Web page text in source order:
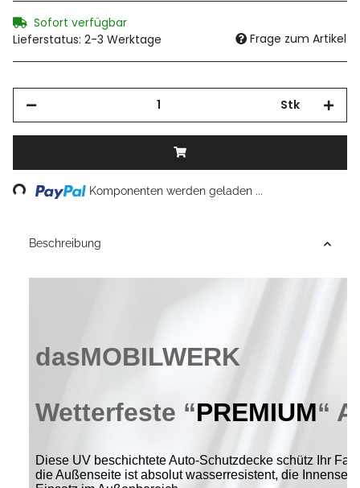
Sofort verfügbar
Lieferstatus: 2-3 Werktage
Frage zum Artikel
Stk
Loading... Komponenten werden geladen ...
Beschreibung